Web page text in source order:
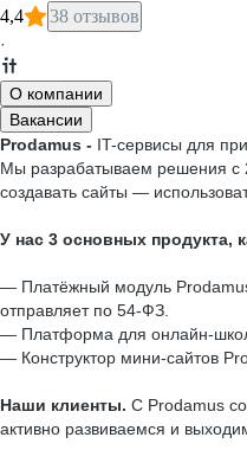
4,4 38 отзывов
·
О компании
Вакансии
Prodamus - IT-сервисы для
Мы разрабатываем решения с
создавать сайты —
У нас 3 основных продукта,
— Платёжный модуль
отправляет по 54-ФЗ.
— Платформа для онлайн-школ
— Конструктор мини-сайтов
Наши клиенты. С Prodamus
активно развиваемся и